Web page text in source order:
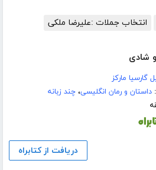
انتخاب جملات :علیرضا ملکی
شادی
گارسیا مارکز
داستان و رمان انگلیسی،چند زبانه
دریافت از کتابراه